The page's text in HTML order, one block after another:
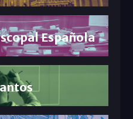
Española